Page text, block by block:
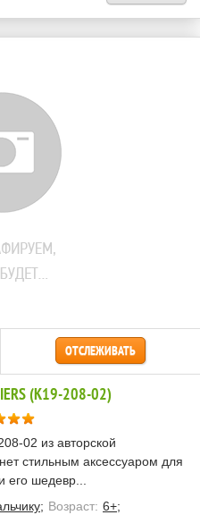
ОТСЛЕЖИВАТЬ
(K19-208-02)
02 из авторской
стильным аксессуаром для
его шедевр...
Возраст: 6+;